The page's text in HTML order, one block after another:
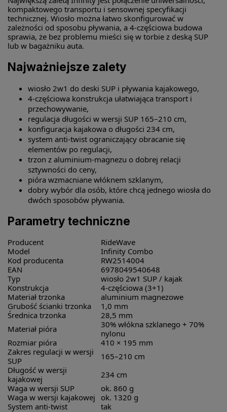
kompaktowego transportu i sensownej specyfikacji
technicznej. Wiosło można łatwo skonfigurować w
zależności od sposobu pływania, a 4-częściowa budowa
sprawia, że bez problemu mieści się w torbie z deską SUP
lub w bagażniku auta.
Najważniejsze zalety
wiosło 2w1 do deski SUP i pływania kajakowego,
4-częściowa konstrukcja ułatwiająca transport i
przechowywanie,
regulacja długości w wersji SUP 165–210 cm,
konfiguracja kajakowa o długości 234 cm,
system anti-twist ograniczający obracanie się
elementów po regulacji,
trzon z aluminium-magnezu o dobrej relacji
sztywności do ceny,
pióra wzmacniane włóknem szklanym,
dobry wybór dla osób, które chcą jednego wiosła do
dwóch sposobów pływania.
Parametry techniczne
Producent
RideWave
Model
Infinity Combo
Kod producenta
RW2514004
EAN
6978049540648
Typ
wiosło 2w1 SUP / kajak
Konstrukcja
4-częściowa (3+1)
Materiał trzonka
aluminium magnezowe
Grubość ścianki trzonka
1,0 mm
Średnica trzonka
28,5 mm
Materiał pióra
30% włókna szklanego + 70%
nylonu
Rozmiar pióra
410 × 195 mm
Zakres regulacji w wersji
SUP
165–210 cm
Długość w wersji
kajakowej
234 cm
Waga w wersji SUP
ok. 860 g
Waga w wersji kajakowej
ok. 1320 g
System anti-twist
tak